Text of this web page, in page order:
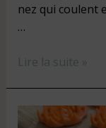
nez qui coulent
…
Lire la suite »